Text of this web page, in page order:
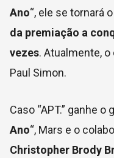
Ano“, ele se tornará o
da premiação a
vezes. Atualmente,
Paul Simon.
Caso “APT.” ganhe o
Ano“, Mars e o
Christopher Brody